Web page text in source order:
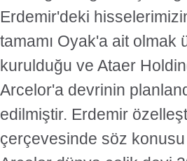
Erdemir'deki
tamamı Oyak'a ait olmak
kurulduğu ve Ataer
Arcelor'a devrinin
edilmiştir. Erdemir
çerçevesinde söz